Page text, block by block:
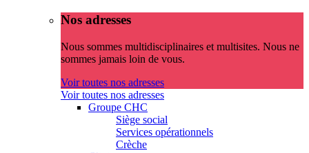
Nos adresses
Nous sommes multidisciplinaires et multisites. Nous ne
sommes jamais loin de vous.
Voir toutes nos adresses
Voir toutes nos adresses
Groupe CHC
Siège social
Services opérationnels
Crèche